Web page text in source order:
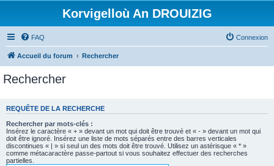
Korvigelloù An DROUIZIG
FAQ Connexion
Accueil du forum Rechercher
Rechercher
REQUÊTE DE LA RECHERCHE
Rechercher par mots-clés :
Insérez le caractère « + » devant un mot qui doit être trouvé et « - » devant un mot qui
doit être ignoré. Insérez une liste de mots séparés entre des barres verticales
discontinues « | » si seul un des mots doit être trouvé. Utilisez un astérisque « * »
comme métacaractère passe-partout si vous souhaitez effectuer des recherches
partielles.